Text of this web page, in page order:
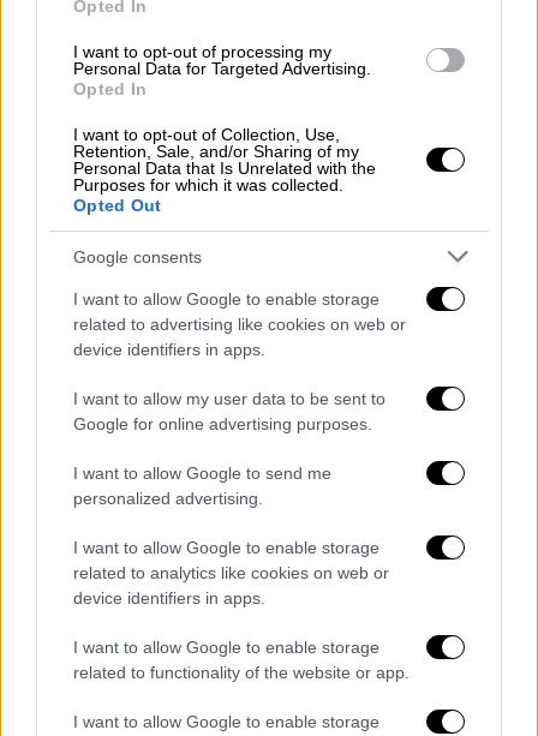
Opted In
I want to opt-out of processing my
Personal Data for Targeted Advertising.
Opted In
I want to opt-out of Collection, Use,
Retention, Sale, and/or Sharing of my
Personal Data that Is Unrelated with the
Purposes for which it was collected.
Opted Out
Google consents
I want to allow Google to enable storage
related to advertising like cookies on web or
device identifiers in apps.
I want to allow my user data to be sent to
Google for online advertising purposes.
I want to allow Google to send me
personalized advertising.
I want to allow Google to enable storage
related to analytics like cookies on web or
device identifiers in apps.
I want to allow Google to enable storage
related to functionality of the website or app.
I want to allow Google to enable storage
Τσούρα.
τραυματικές εμπειρίες»
Στην όποια αύξηση των περιστατικών
εγκληματικότητας από την πλευρά των
εφήβων κατά την εκτίμηση της κ. Τσούρα
έπαιξε ρόλο και η περίοδος τηςπανδημίας
κορονοϊού. Όπως λέει,ενεργοποίησε
τραυματικές καταστάσεις που είχαν ήδη
«Όσοι δουλεύουμε με παιδιά και εφήβους,
ξέρουμε ότιη ψυχική τους υγεία δεν ήταν
καλή και πριν την περίοδο της πανδημίας
ενεργοποίησε σε δεύτερο βαθμό
τραυματικές καταστάσεις, που είχαν ήδη
εκφράζονται με διάφορους τρόπους.Ένας
από αυτούς είναι και η βιαιότητα», αναφέρει
η ψυχίατρος παιδιών και εφήβων.